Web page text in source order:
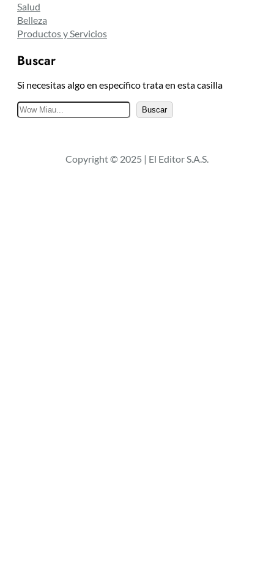
Salud
Belleza
Productos y Servicios
Buscar
Si necesitas algo en específico trata en esta casilla
B
u
a
Buscar
Copyright © 2025 | El Editor S.A.S.